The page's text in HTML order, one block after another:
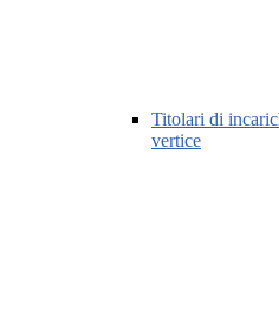
Titolari di
vertice